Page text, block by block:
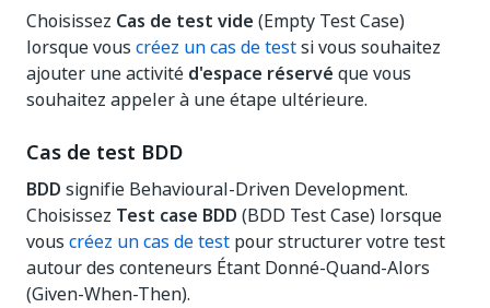
Choisissez Cas de test vide (Empty Test Case)
lorsque vous créez un cas de testsi vous souhaitez
ajouter une activité d'espace réservé que vous
souhaitez appeler à une étape ultérieure.
Cas de test BDD
BDD signifie Behavioural-Driven Development.
Choisissez Test case BDD (BDD Test Case) lorsque
vous créez un cas de test pour structurer votre test
autour des conteneurs Étant Donné-Quand-Alors
(Given-When-Then).